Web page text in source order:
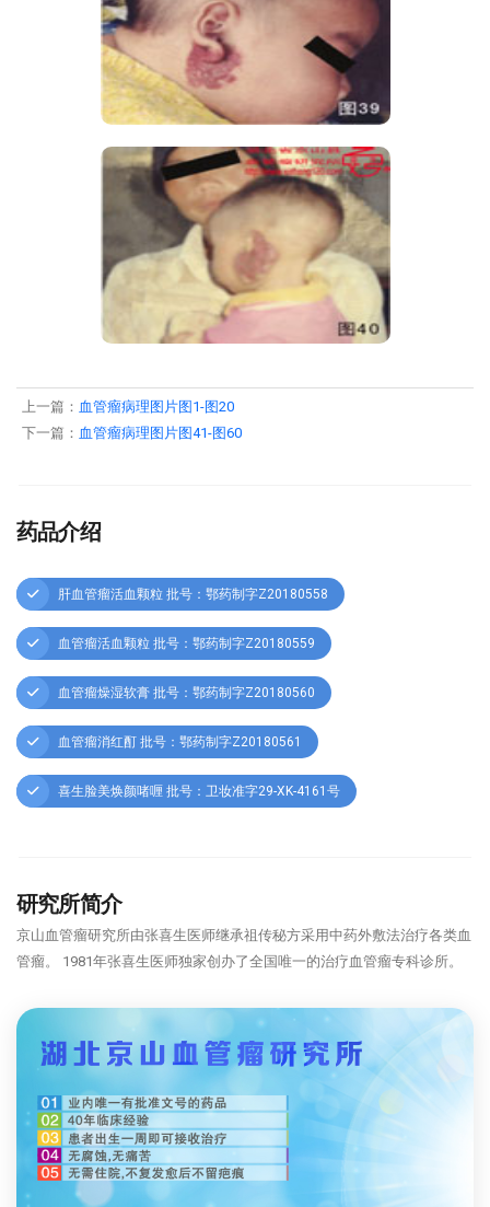
上一篇： 血管瘤病理图片图1-图20
下一篇： 血管瘤病理图片图41-图60
药品介绍
肝血管瘤活血颗粒 批号：鄂药制字Z20180558
血管瘤活血颗粒 批号：鄂药制字Z20180559
血管瘤燥湿软膏 批号：鄂药制字Z20180560
血管瘤消红酊 批号：鄂药制字Z20180561
喜生脸美焕颜啫喱 批号：卫妆准字29-XK-4161号
研究所简介
京山血管瘤研究所由张喜生医师继承祖传秘方采用中药外敷法治疗各类血
管瘤。 1981年张喜生医师独家创办了全国唯一的治疗血管瘤专科诊所。